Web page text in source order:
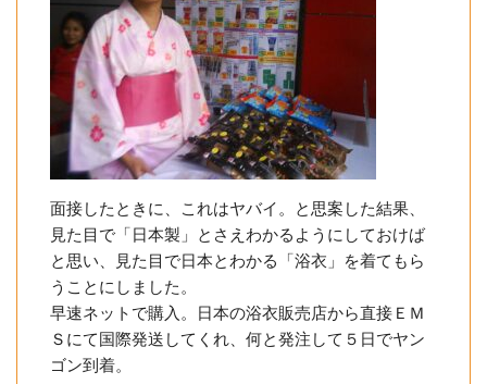
面接したときに、これはヤバイ。と思案した結果、
見た目で「日本製」とさえわかるようにしておけば
と思い、見た目で日本とわかる「浴衣」を着てもら
うことにしました。
早速ネットで購入。日本の浴衣販売店から直接ＥＭ
Ｓにて国際発送してくれ、何と発注して５日でヤン
ゴン到着。